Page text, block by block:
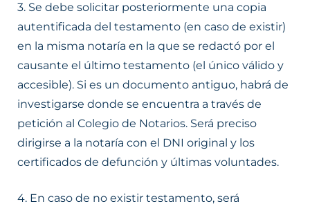
3. Se debe solicitar posteriormente una copia
autentificada del testamento (en caso de existir)
en la misma notaría en la que se redactó por el
causante el último testamento (el único válido y
accesible). Si es un documento antiguo, habrá de
investigarse donde se encuentra a través de
petición al Colegio de Notarios. Será preciso
dirigirse a la notaría con el DNI original y los
certificados de defunción y últimas voluntades.
4. En caso de no existir testamento, será